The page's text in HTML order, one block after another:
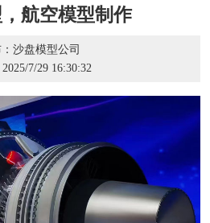
航空模型制作
沙盘模型公司
7/29 16:30:32